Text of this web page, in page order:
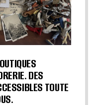
DES
TOUTE